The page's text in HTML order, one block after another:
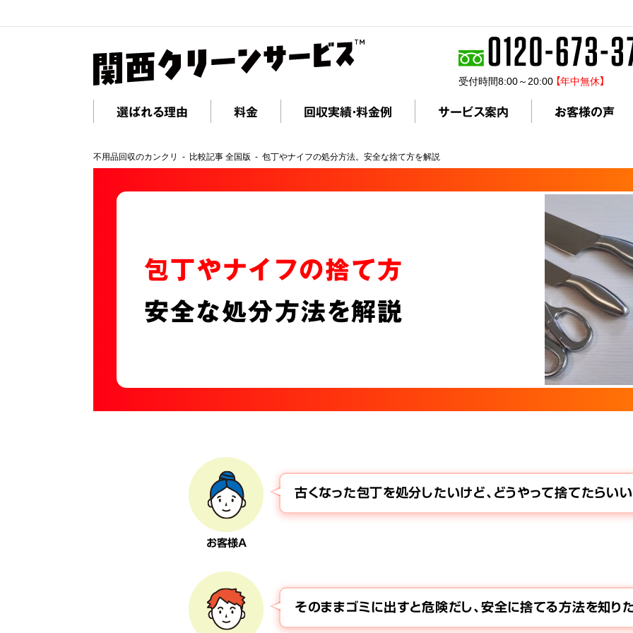
受付時間8:00～20:00 【年中無休】
選ばれる理由 料金 回収実績・料金例 サービス案内 お客様の声
不用品回収のカンクリ 比較記事 全国版 包丁やナイフの処分方法。安全な捨て方を解説
包丁やナイフの捨て方
安全な処分方法を解説
お客様A
古くなった包丁を処分したいけど、どうやって捨てたらいい
そのままゴミに出すと危険だし、安全に捨てる方法を知り